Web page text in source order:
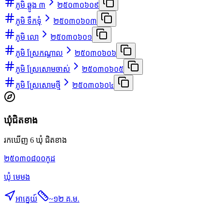
ភូមិ ឆ្លូង ៣
២៥០៣០៦០៩
ភូមិ ទឹកទុំ
២៥០៣០៦០៣
ភូមិ លោ
២៥០៣០៦០១
ភូមិ ស្រែកណ្ដាល
២៥០៣០៦០៦
ភូមិ ស្រែសោមចាស់
២៥០៣០៦០៥
ភូមិ ស្រែសោមថ្មី
២៥០៣០៦០៤
ឃុំជិតខាង
រកឃើញ 6 ឃុំ ជិតខាង
២៥០៣០៨០០កូដ
ឃុំ មេមង
អាគ្នេយ៍ ~១២ គ.ម.